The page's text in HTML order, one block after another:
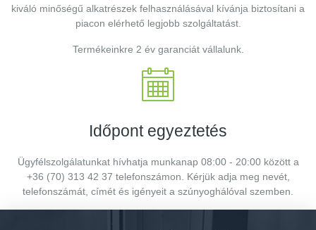
kiváló minőségű alkatrészek felhasználásával kívánja biztosítani a
piacon elérhető legjobb szolgáltatást.
Termékeinkre 2 év garanciát vállalunk.
Időpont egyeztetés
Ügyfélszolgálatunkat hívhatja munkanap 08:00 - 20:00 között a
+36 (70) 313 42 37 telefonszámon. Kérjük adja meg nevét,
telefonszámát, címét és igényeit a szúnyoghálóval szemben.